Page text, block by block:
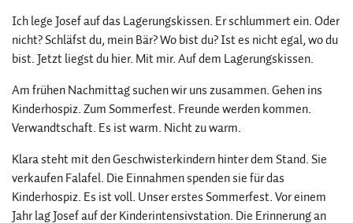
Ich lege Josef auf das Lagerungskissen. Er schlummert ein. Oder
nicht? Schläfst du, mein Bär? Wo bist du? Ist es nicht egal, wo du
bist. Jetzt liegst du hier. Mit mir. Auf dem Lagerungskissen.
Am frühen Nachmittag suchen wir uns zusammen. Gehen ins
Kinderhospiz. Zum Sommerfest. Freunde werden kommen.
Verwandtschaft. Es ist warm. Nicht zu warm.
Klara steht mit den Geschwisterkindern hinter dem Stand. Sie
verkaufen Falafel. Die Einnahmen spenden sie für das
Kinderhospiz. Es ist voll. Unser erstes Sommerfest. Vor einem
Jahr lag Josef auf der Kinderintensivstation. Die Erinnerung an